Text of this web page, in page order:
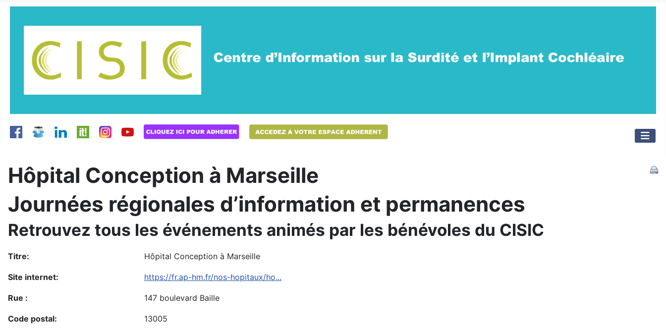
Hôpital Conception à Marseille
Journées régionales d’information et permanences
Retrouvez tous les événements animés par les bénévoles du CISIC
Titre: Hôpital Conception à Marseille
Site internet: https://fr.ap-hm.fr/nos-hopitaux/ho...
Rue : 147 boulevard Baille
Code postal: 13005